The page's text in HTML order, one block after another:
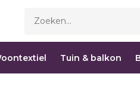
Tuin & balkon